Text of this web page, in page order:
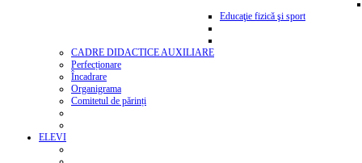
Educaţie fizică şi sport
CADRE DIDACTICE AUXILIARE
Perfecționare
Încadrare
Organigrama
Comitetul de părinți
ELEVI